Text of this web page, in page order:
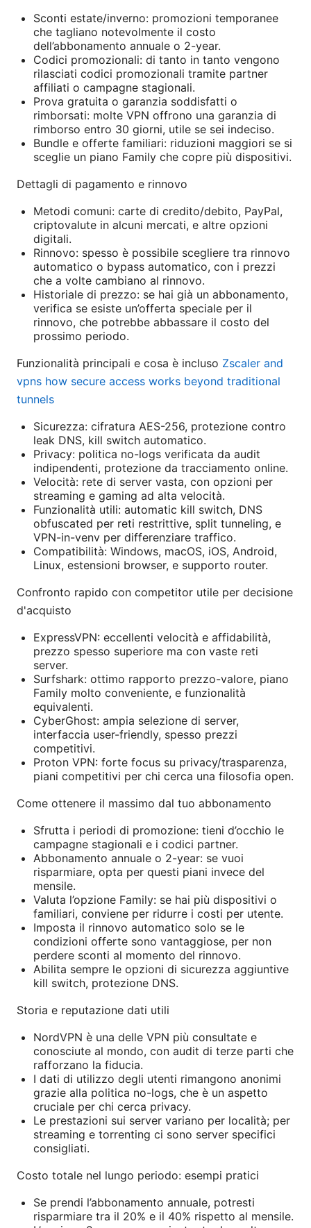
Sconti estate/inverno: promozioni temporanee
che tagliano notevolmente il costo
dell’abbonamento annuale o 2-year.
Codici promozionali: di tanto in tanto vengono
rilasciati codici promozionali tramite partner
affiliati o campagne stagionali.
Prova gratuita o garanzia soddisfatti o
rimborsati: molte VPN offrono una garanzia di
rimborso entro 30 giorni, utile se sei indeciso.
Bundle e offerte familiari: riduzioni maggiori se si
sceglie un piano Family che copre più dispositivi.
Dettagli di pagamento e rinnovo
Metodi comuni: carte di credito/debito, PayPal,
criptovalute in alcuni mercati, e altre opzioni
digitali.
Rinnovo: spesso è possibile scegliere tra rinnovo
automatico o bypass automatico, con i prezzi
che a volte cambiano al rinnovo.
Historiale di prezzo: se hai già un abbonamento,
verifica se esiste un’offerta speciale per il
rinnovo, che potrebbe abbassare il costo del
prossimo periodo.
Funzionalità principali e cosa è incluso Zscaler and
vpns how secure access works beyond traditional
tunnels
Sicurezza: cifratura AES-256, protezione contro
leak DNS, kill switch automatico.
Privacy: politica no-logs verificata da audit
indipendenti, protezione da tracciamento online.
Velocità: rete di server vasta, con opzioni per
streaming e gaming ad alta velocità.
Funzionalità utili: automatic kill switch, DNS
obfuscated per reti restrittive, split tunneling, e
VPN-in-venv per differenziare traffico.
Compatibilità: Windows, macOS, iOS, Android,
Linux, estensioni browser, e supporto router.
Confronto rapido con competitor utile per decisione
d'acquisto
ExpressVPN: eccellenti velocità e affidabilità,
prezzo spesso superiore ma con vaste reti
server.
Surfshark: ottimo rapporto prezzo-valore, piano
Family molto conveniente, e funzionalità
equivalenti.
CyberGhost: ampia selezione di server,
interfaccia user-friendly, spesso prezzi
competitivi.
Proton VPN: forte focus su privacy/trasparenza,
piani competitivi per chi cerca una filosofia open.
Come ottenere il massimo dal tuo abbonamento
Sfrutta i periodi di promozione: tieni d’occhio le
campagne stagionali e i codici partner.
Abbonamento annuale o 2-year: se vuoi
risparmiare, opta per questi piani invece del
mensile.
Valuta l’opzione Family: se hai più dispositivi o
familiari, conviene per ridurre i costi per utente.
Imposta il rinnovo automatico solo se le
condizioni offerte sono vantaggiose, per non
perdere sconti al momento del rinnovo.
Abilita sempre le opzioni di sicurezza aggiuntive
kill switch, protezione DNS.
Storia e reputazione dati utili
NordVPN è una delle VPN più consultate e
conosciute al mondo, con audit di terze parti che
rafforzano la fiducia.
I dati di utilizzo degli utenti rimangono anonimi
grazie alla politica no-logs, che è un aspetto
cruciale per chi cerca privacy.
Le prestazioni sui server variano per località; per
streaming e torrenting ci sono server specifici
consigliati.
Costo totale nel lungo periodo: esempi pratici
Se prendi l’abbonamento annuale, potresti
risparmiare tra il 20% e il 40% rispetto al mensile.